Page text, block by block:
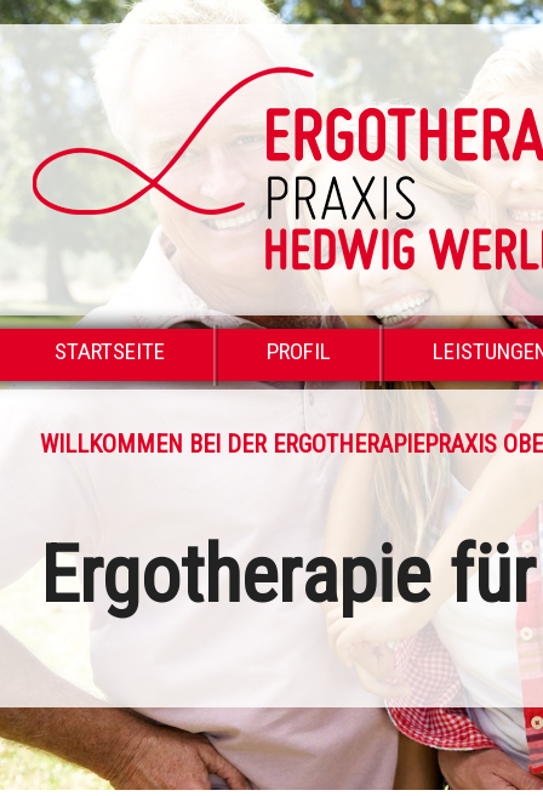
STARTSEITE PROFIL
WILLKOMMEN BEI DER ERGOTHERAPIEPRAXIS
Ergotherapie